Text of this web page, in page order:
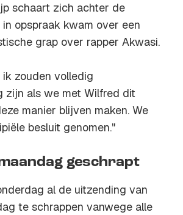
schaart zich achter de
opspraak kwam over een
grap over rapper Akwasi.
ik zouden volledig
zijn als we met Wilfred dit
manier blijven maken. We
besluit genomen."
geschrapt
al de uitzending van
te schrappen vanwege alle